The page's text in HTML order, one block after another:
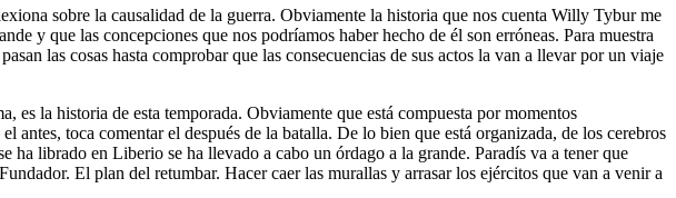
sobre la causalidad de la guerra. Obviamente la historia que nos cuenta Willy Tybur me
y que las concepciones que nos podríamos haber hecho de él son erróneas. Para muestra
las cosas hasta comprobar que las consecuencias de sus actos la van a llevar por un viaje
es la historia de esta temporada. Obviamente que está compuesta por momentos
antes, toca comentar el después de la batalla. De lo bien que está organizada, de los cerebros
ha librado en Liberio se ha llevado a cabo un órdago a la grande. Paradís va a tener que
El plan del retumbar. Hacer caer las murallas y arrasar los ejércitos que van a venir a